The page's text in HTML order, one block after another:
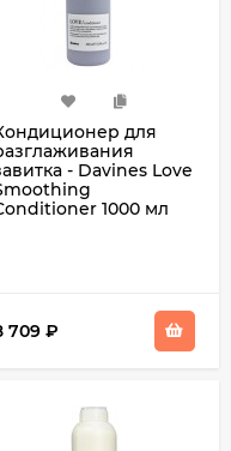
для
- Davines Love
1000 мл
709 ₽